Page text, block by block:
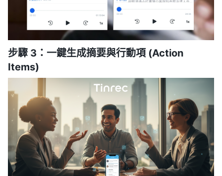
步驟 3：一鍵生成摘要與行動項 (Action
Items)